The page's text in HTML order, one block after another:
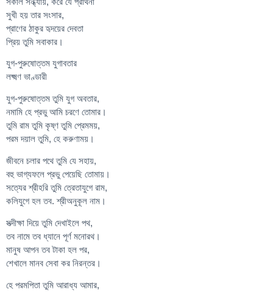
সুখী হয় তার সংসার,
প্রাণের ঠাকুর হৃদয়ের দেবতা
প্রিয় তুমি সবাকার।
যুগ-পুরুষোত্তম যুগাবতার
লক্ষ্মণ ভাণ্ডারী
যুগ-পুরুষোত্তম তুমি যুগ অবতার,
নমামি হে প্রভু আমি চরণে তোমার।
তুমি রাম তুমি কৃষ্ণ তুমি প্রেমময়,
পরম দয়াল তুমি, হে করুণাময়।
জীবনে চলার পথে তুমি যে সহায়,
বহু ভাগ্যফলে প্রভু পেয়েছি তোমায়।
সত্যের শ্রীহরি তুমি ত্রেতাযুগে রাম,
কলিযুগে হল তব. শ্রীঅনুকূল নাম।
সত্দীক্ষা দিয়ে তুমি দেখাইলে পথ,
তব নামে তব ধ্যানে পূর্ণ মনোরথ।
মানুষ আপন তব টাকা হল পর,
শেখালে মানব সেবা কর নিরন্তর।
হে পরমপিতা তুমি আরাধ্য আমার,